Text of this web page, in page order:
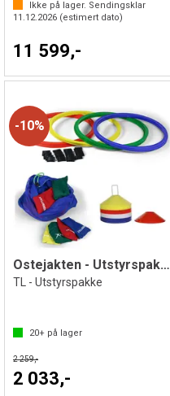
Ikke på lager. Sendingsklar
11.12.2026 (estimert dato)
11 599,-
10%
Ostejakten - Utstyrspakke
TL - Utstyrspakke
20+ på lager
2 259,-
2 033,-